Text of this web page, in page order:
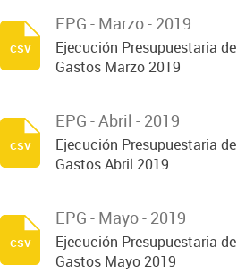
EPG - Marzo - 2019
Ejecución Presupuestaria de
Gastos Marzo 2019
csv
EPG - Abril - 2019
Ejecución Presupuestaria de
Gastos Abril 2019
csv
EPG - Mayo - 2019
Ejecución Presupuestaria de
Gastos Mayo 2019
csv